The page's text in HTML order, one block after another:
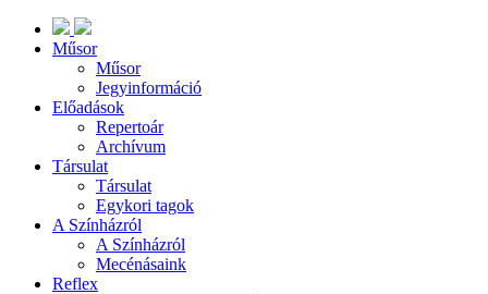
Műsor
Műsor
Jegyinformáció
Előadások
Repertoár
Archívum
Társulat
Társulat
Egykori tagok
A Színházról
A Színházról
Mecénásaink
Reflex